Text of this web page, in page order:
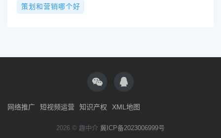
策划和营销哪个好
网络推广 短视频运营 知识产权 XML地图
2026 © 趣中介 冀ICP备2023006999号